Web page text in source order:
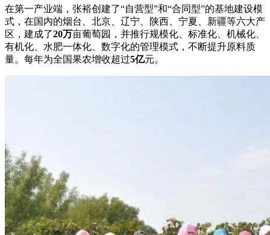
在第一产业端，张裕创建了“自营型”和“合同型”的基地建设模
式，在国内的烟台、北京、辽宁、陕西、宁夏、新疆等六大产
区，建成了20万亩葡萄园，并推行规模化、标准化、机械化、
有机化、水肥一体化、数字化的管理模式，不断提升原料质
量。每年为全国果农增收超过5亿元。